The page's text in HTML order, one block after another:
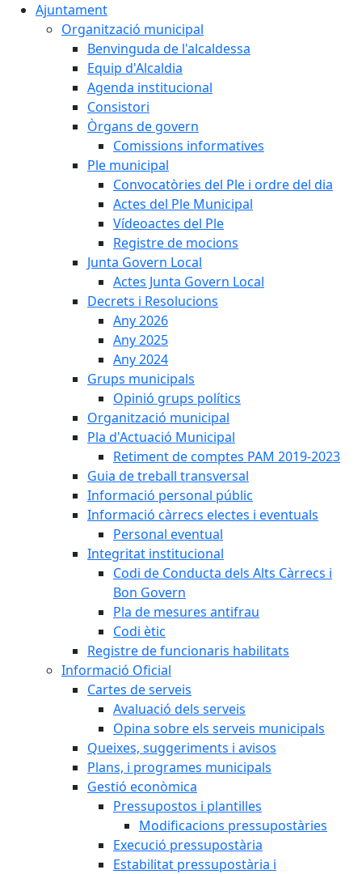
Ajuntament
Organització municipal
Benvinguda de l'alcaldessa
Equip d'Alcaldia
Agenda institucional
Consistori
Òrgans de govern
Comissions informatives
Ple municipal
Convocatòries del Ple i ordre del dia
Actes del Ple Municipal
Vídeoactes del Ple
Registre de mocions
Junta Govern Local
Actes Junta Govern Local
Decrets i Resolucions
Any 2026
Any 2025
Any 2024
Grups municipals
Opinió grups polítics
Organització municipal
Pla d'Actuació Municipal
Retiment de comptes PAM 2019-2023
Guia de treball transversal
Informació personal públic
Informació càrrecs electes i eventuals
Personal eventual
Integritat institucional
Codi de Conducta dels Alts Càrrecs i
Bon Govern
Pla de mesures antifrau
Codi ètic
Registre de funcionaris habilitats
Informació Oficial
Cartes de serveis
Avaluació dels serveis
Opina sobre els serveis municipals
Queixes, suggeriments i avisos
Plans, i programes municipals
Gestió econòmica
Pressupostos i plantilles
Modificacions pressupostàries
Execució pressupostària
Estabilitat pressupostària i